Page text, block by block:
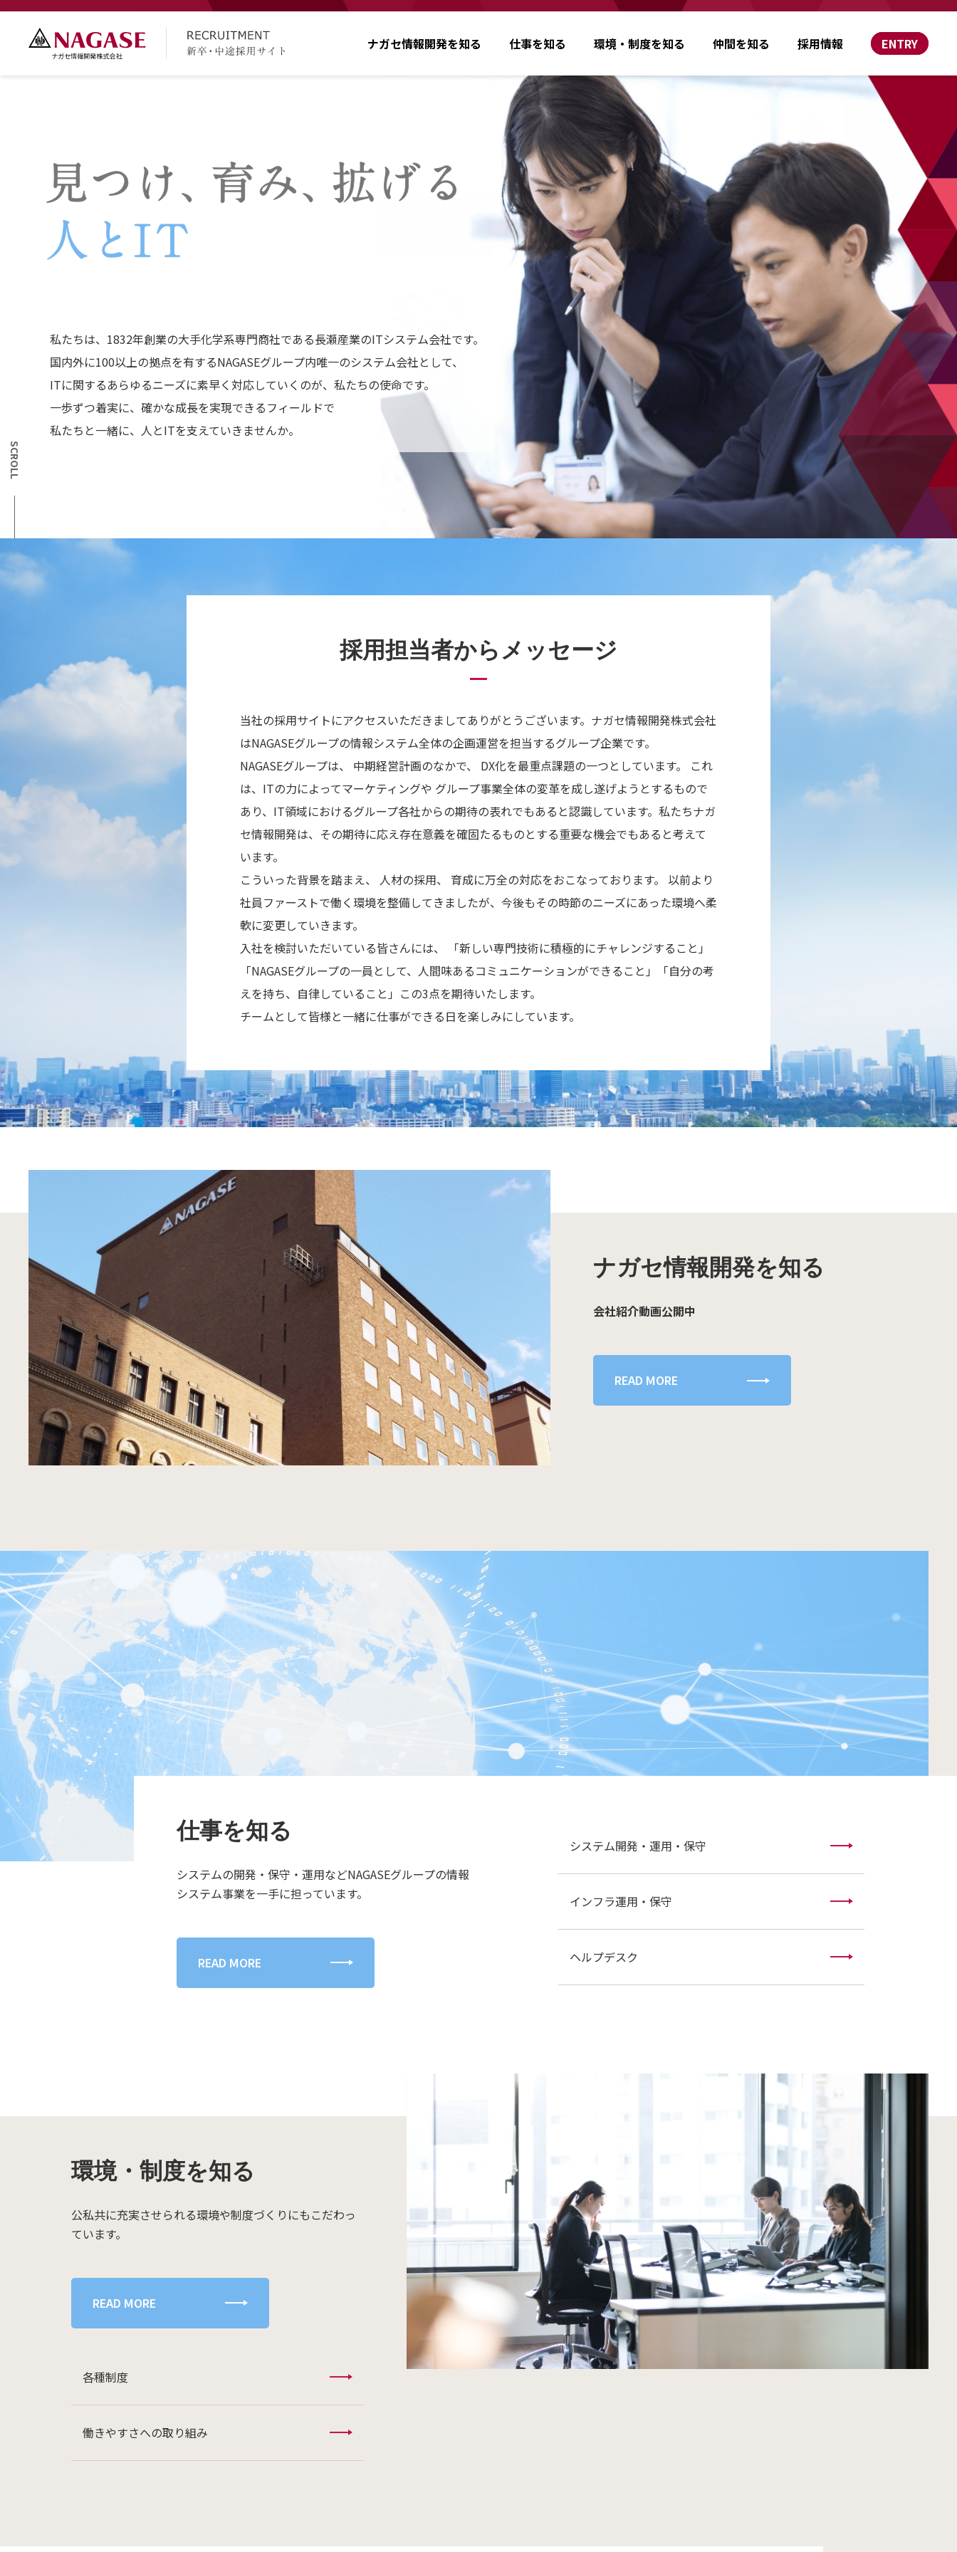
ナガセ情報開発を知る 仕事を知る 環境・制度を知る 仲間を知る 採用情報 ENTRY
SCROLL
私たちは、1832年創業の大手化学系専門商社である長瀬産業のITシステム会社です。
国内外に100以上の拠点を有するNAGASEグループ内唯一のシステム会社として、
ITに関するあらゆるニーズに素早く対応していくのが、私たちの使命です。
一歩ずつ着実に、確かな成長を実現できるフィールドで
私たちと一緒に、人とITを支えていきませんか。
採用担当者からメッセージ
当社の採用サイトにアクセスいただきましてありがとうございます。ナガセ情報開発株式会社
はNAGASEグループの情報システム全体の企画運営を担当するグループ企業です。
NAGASEグループは、 中期経営計画のなかで、 DX化を最重点課題の一つとしています。 これ
は、ITの力によってマーケティングや グループ事業全体の変革を成し遂げようとするもので
あり、IT領域におけるグループ各社からの期待の表れでもあると認識しています。私たちナガ
セ情報開発は、その期待に応え存在意義を確固たるものとする重要な機会でもあると考えて
います。
こういった背景を踏まえ、 人材の採用、 育成に万全の対応をおこなっております。 以前より
社員ファーストで働く環境を整備してきましたが、今後もその時節のニーズにあった環境へ柔
軟に変更していきます。
入社を検討いただいている皆さんには、 「新しい専門技術に積極的にチャレンジすること」
「NAGASEグループの一員として、人間味あるコミュニケーションができること」「自分の考
えを持ち、自律していること」この3点を期待いたします。
チームとして皆様と一緒に仕事ができる日を楽しみにしています。
ナガセ情報開発を知る
会社紹介動画公開中
READ MORE
仕事を知る
システムの開発・保守・運用などNAGASEグループの情報
システム事業を一手に担っています。
READ MORE
システム開発・運用・保守
インフラ運用・保守
ヘルプデスク
環境・制度を知る
公私共に充実させられる環境や制度づくりにもこだわっ
ています。
READ MORE
各種制度
働きやすさへの取り組み